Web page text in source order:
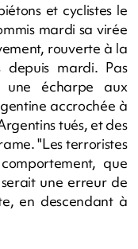
et cyclistes le
mardi sa virée
rouverte à la
mardi. Pas
une écharpe aux
accrochée à
tués, et des
"Les terroristes
que
une erreur de
en descendant à